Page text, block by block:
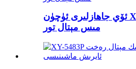
ئۆي جاھازلىرى ئۈچۈن XY- C1 قەدىمكى
مىس مېتال تور